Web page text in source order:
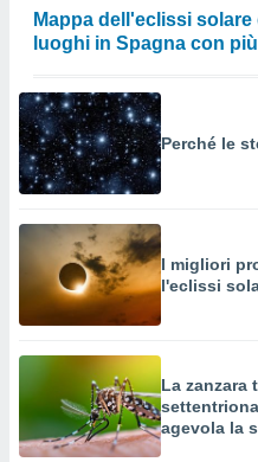
Mappa dell'eclissi
luoghi in Spagna con
Perché le
I migliori
l'eclissi
La zanzara
agevola la